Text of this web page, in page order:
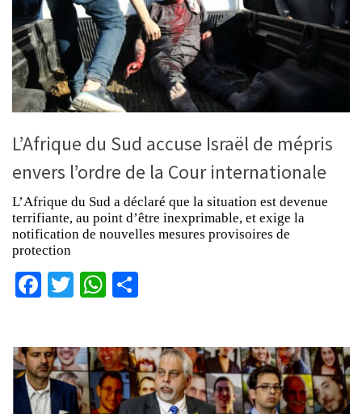
L’Afrique du Sud accuse Israël de mépris
envers l’ordre de la Cour internationale
L’Afrique du Sud a déclaré que la situation est devenue
terrifiante, au point d’être inexprimable, et exige la
notification de nouvelles mesures provisoires de
protection
Facebook
TwitterWhatsApp